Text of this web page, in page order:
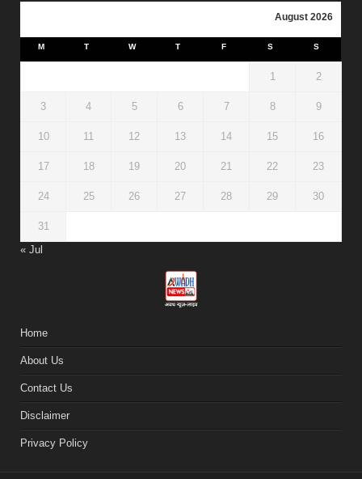
August 2026
M T W T F S S
1 2
3 4 5 6 7 8 9
10 11 12 13 14 15 16
17 18 19 20 21 22 23
24 25 26 27 28 29 30
31
« Jul
Home
About Us
Contact Us
Disclaimer
Privacy Policy